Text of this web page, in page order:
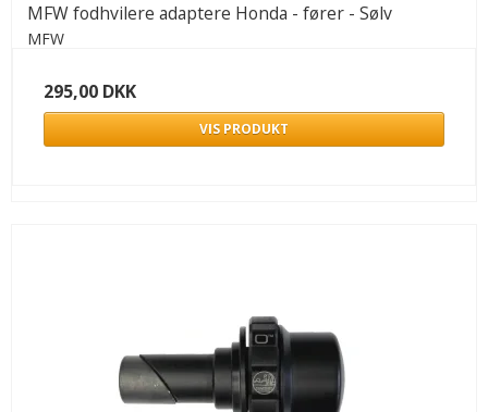
MFW fodhvilere adaptere Honda - fører - Sølv
MFW
295,00 DKK
VIS PRODUKT